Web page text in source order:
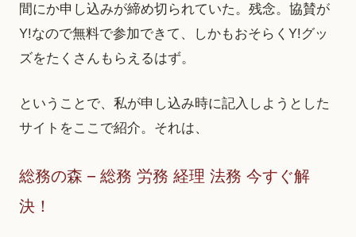
間にか申し込みが締め切られていた。残念。協賛が
Y!なので無料で参加できて、しかもおそらくY!グッ
ズをたくさんもらえるはず。
ということで、私が申し込み時に記入しようとした
サイトをここで紹介。それは、
総務の森 – 総務 労務 経理 法務 今すぐ解
決！